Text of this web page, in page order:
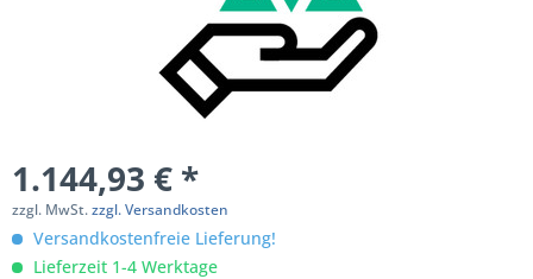
1.144,93 € *
zzgl. MwSt.zzgl. Versandkosten
Versandkostenfreie Lieferung!
Lieferzeit 1-4 Werktage